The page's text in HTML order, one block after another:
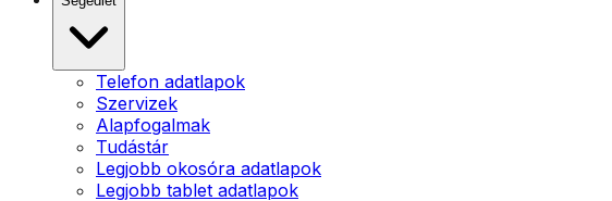
Telefon adatlapok
Szervizek
Alapfogalmak
Tudástár
Legjobb okosóra adatlapok
Legjobb tablet adatlapok